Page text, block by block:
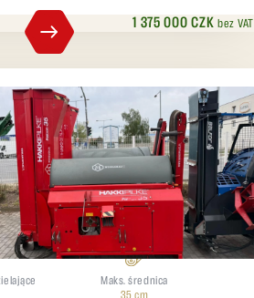
1 375 000 CZKbez VAT
35
Maks. średnica